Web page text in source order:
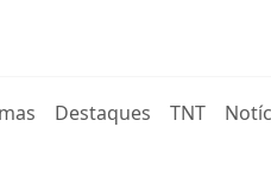
Destaques TNT